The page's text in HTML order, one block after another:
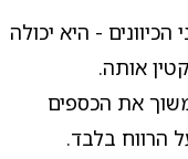
- היא יכולה
אותה.
את הכספים
הרווח בלבד.